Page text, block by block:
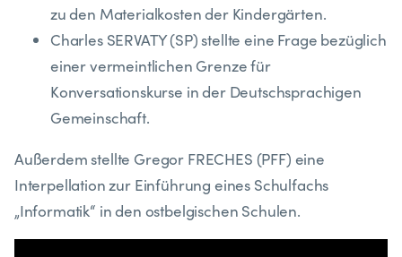
zu den Materialkosten der Kindergärten.
Charles SERVATY (SP) stellte eine Frage bezüglich
einer vermeintlichen Grenze für
Konversationskurse in der Deutschsprachigen
Gemeinschaft.
Außerdem stellte Gregor FRECHES (PFF) eine
Interpellation zur Einführung eines Schulfachs
„Informatik“ in den ostbelgischen Schulen.